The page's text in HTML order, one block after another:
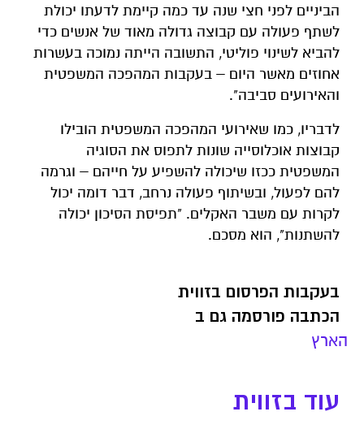
הביניים לפני חצי שנה עד כמה קיימת לדעתו יכולת
לשתף פעולה עם קבוצה גדולה מאוד של אנשים כדי
להביא לשינוי פוליטי, התשובה הייתה נמוכה בעשרות
אחוזים מאשר היום – בעקבות המהפכה המשפטית
והאירועים סביבה".
לדבריו, כמו שאירועי המהפכה המשפטית הובילו
קבוצות אוכלוסייה שונות לתפוס את הסוגיה
המשפטית ככזו שיכולה להשפיע על חייהם – וגרמה
להם לפעול, ובשיתוף פעולה נרחב, דבר דומה יכול
לקרות עם משבר האקלים. "תפיסת הסיכון יכולה
להשתנות", הוא מסכם.
בעקבות הפרסום בזווית
הכתבה פורסמה גם ב
הארץ
עוד בזווית